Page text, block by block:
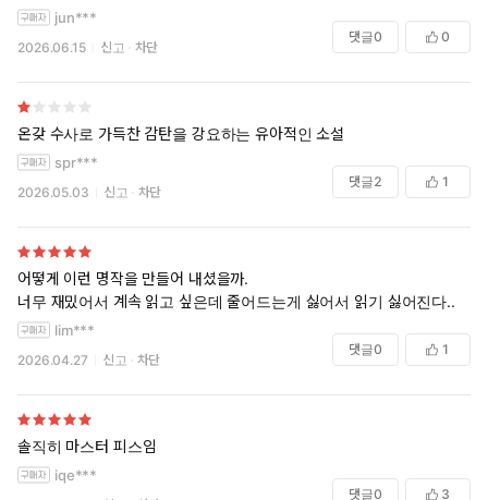
작품 속에 사용되는 속담이나 격언 등도 종족적 특성을 최대한 활용
하여 독자의 흥미를 돋운다. 물을 두려워하는 특성을 가진 레콘의
경우 ‘붕어 저택에 빠져 죽을’, ‘녹은 얼음을 뒤집어 쓸’과 같은 욕설이
나오기도 하며, 말 대신 니름이라는 정신적 언어를 사용하는 나가들
은 ‘니름도 안 된다(말도 안 된다)’, ‘니름 잘라먹지 마라(말 잘라먹지
마라)’ 같은 변종 언어를 사용하기도 한다. 또한 종족을 초월하여 등
장하는 ‘군령자’나 ‘유료 도로당’ 또한 독특한 이영도 식의 소설에서
만 맛볼 수 있는 것들이다. 군령자는 한 육체에 오랜 시간 동안 여러
명의 영혼이 깃든 것으로 영화 『존 말코비치 되기』에서 이와 비슷
한 육체를 목격할 수 있다. 영생하고자 하는 생명체의 욕구로 인해
탄생한 이 군령자는 항시 ‘더 이상 전령하지 않고 죽겠다.’고 주장하
지만 결국 죽을 때에 이르러서는 영생을 위해 남에게 전령하는 나약
한 모습을 보이기도 한다. ‘유료 도로당’이라는 단체는 작품 속에서
길을 정비하는 대신 통행세를 받는 이들로서, 돈을 지불하고 도로를
해 인간 전체의 적조차도 돈을 지불하기만 하면 고객으로 규정하는
모순에 빠지기도 한다.
jun***
2026.06.15 신고 차단
댓글0 0
온갖 수사로 가득찬 감탄을 강요하는 유아적인 소설
spr***
2026.05.03 신고 차단
댓글2 1
어떻게 이런 명작을 만들어 내셨을까.
너무 재밌어서 계속 읽고 싶은데 줄어드는게 싫어서 읽기 싫어진다..
lim***
2026.04.27 신고 차단
댓글0 1
솔직히 마스터 피스임
iqe***
댓글0 3